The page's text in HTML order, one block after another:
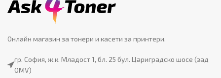
Онлайн магазин за тонери и касети за принтери.
гр. София, ж.к. Младост 1, бл. 25 бул. Цариградско шосе (зад
OMV)